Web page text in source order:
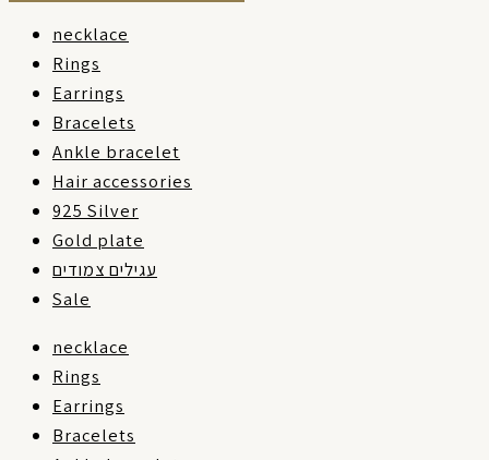
necklace
Rings
Earrings
Bracelets
Ankle bracelet
Hair accessories
925 Silver
Gold plate
עגילים צמודים
Sale
necklace
Rings
Earrings
Bracelets